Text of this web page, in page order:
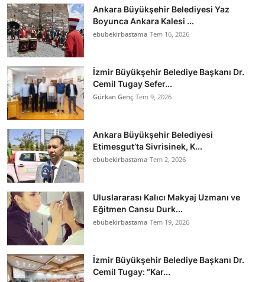
Ankara Büyükşehir Belediyesi Yaz
Boyunca Ankara Kalesi ...
ebubekirbastama Tem 16, 2026
İzmir Büyükşehir Belediye Başkanı Dr.
Cemil Tugay Sefer...
Gürkan Genç Tem 9, 2026
Ankara Büyükşehir Belediyesi
Etimesgut’ta Sivrisinek, K...
ebubekirbastama Tem 2, 2026
Uluslararası Kalıcı Makyaj Uzmanı ve
Eğitmen Cansu Durk...
ebubekirbastama Tem 19, 2026
İzmir Büyükşehir Belediye Başkanı Dr.
Cemil Tugay: “Kar...